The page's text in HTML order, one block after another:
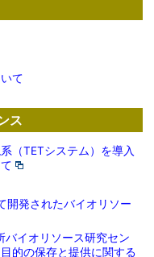
て
ス
（TETシステム）を導入
開発されたバイオリソー
イオリソース研究セン
的の保存と提供に関する